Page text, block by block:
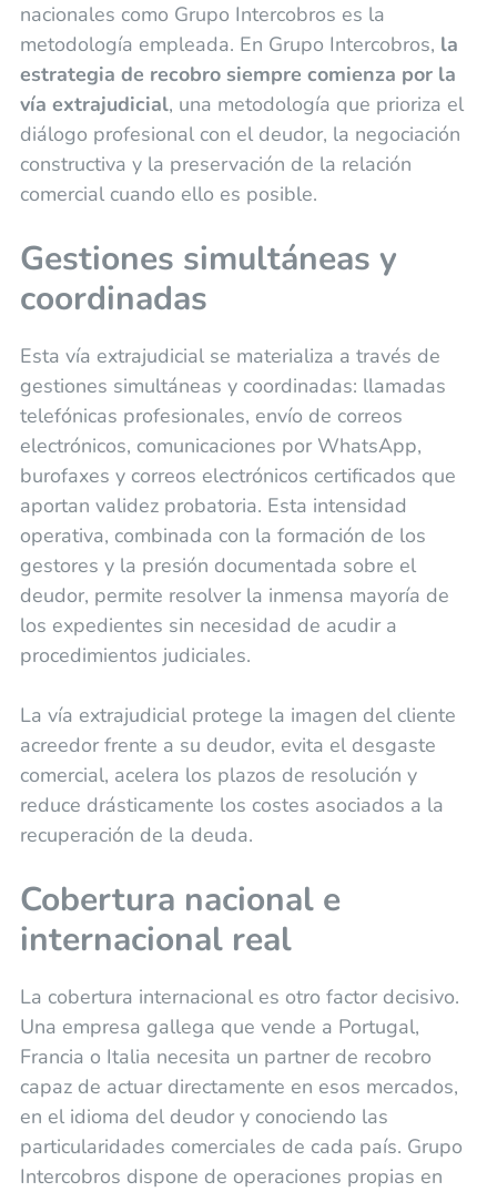
nacionales como Grupo Intercobros es la
metodología empleada. En Grupo Intercobros, la
estrategia de recobro siempre comienza por la
vía extrajudicial, una metodología que prioriza el
diálogo profesional con el deudor, la negociación
constructiva y la preservación de la relación
comercial cuando ello es posible.
Gestiones simultáneas y
coordinadas
Esta vía extrajudicial se materializa a través de
gestiones simultáneas y coordinadas: llamadas
telefónicas profesionales, envío de correos
electrónicos, comunicaciones por WhatsApp,
burofaxes y correos electrónicos certificados que
aportan validez probatoria. Esta intensidad
operativa, combinada con la formación de los
gestores y la presión documentada sobre el
deudor, permite resolver la inmensa mayoría de
los expedientes sin necesidad de acudir a
procedimientos judiciales.
La vía extrajudicial protege la imagen del cliente
acreedor frente a su deudor, evita el desgaste
comercial, acelera los plazos de resolución y
reduce drásticamente los costes asociados a la
recuperación de la deuda.
Cobertura nacional e
internacional real
La cobertura internacional es otro factor decisivo.
Una empresa gallega que vende a Portugal,
Francia o Italia necesita un partner de recobro
capaz de actuar directamente en esos mercados,
en el idioma del deudor y conociendo las
particularidades comerciales de cada país. Grupo
Intercobros dispone de operaciones propias en